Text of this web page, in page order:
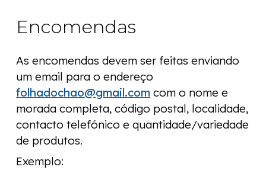
Encomendas
As encomendas devem ser feitas enviando
um email para o endereço
folhadochao@gmail.com com o nome e
morada completa, código postal, localidade,
contacto telefónico e quantidade/variedade
de produtos.
Exemplo: